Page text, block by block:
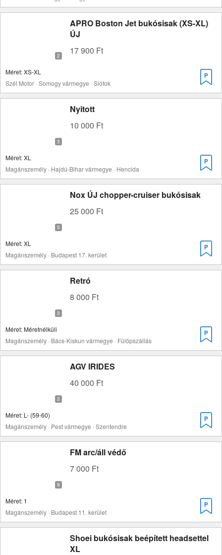
APRO Boston Jet bukósisak (XS-XL)
ÚJ
17 900 Ft
Méret: XS-XL
Szél Motor · Somogy vármegye · Siófok
Nyitott
10 000 Ft
Méret: XL
Magánszemély · Hajdú-Bihar vármegye · Hencida
Nox ÚJ chopper-cruiser bukósisak
25 000 Ft
Méret: XL
Magánszemély · Budapest 17. kerület
Retró
8 000 Ft
Méret: Méretnélküli
Magánszemély · Bács-Kiskun vármegye · Fülöpszállás
AGV IRIDES
40 000 Ft
Méret: L- (59-60)
Magánszemély · Pest vármegye · Szentendre
FM arc/áll védő
7 000 Ft
Méret: 1
Magánszemély · Budapest 11. kerület
Shoei bukósisak beépített headsettel
XL